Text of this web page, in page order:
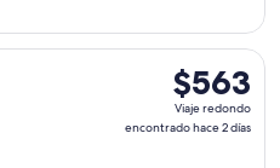
$563
Viaje
redondo,
$563
Viaje redondo
encontrado hace 2 días
salida el mar, 25 ago.